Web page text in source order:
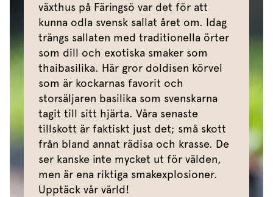
växthus på Färingsö var det för att
kunna odla svensk sallat året om. Idag
trängs sallaten med traditionella örter
som dill och exotiska smaker som
thaibasilika. Här gror doldisen körvel
som är kockarnas favorit och
storsäljaren basilika som svenskarna
tagit till sitt hjärta. Våra senaste
tillskott är faktiskt just det; små skott
från bland annat rädisa och krasse. De
ser kanske inte mycket ut för välden,
men är ena riktiga smakexplosioner.
Upptäck vår värld!